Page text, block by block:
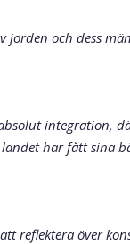
jorden och dess
integration,
har fått sina
reflektera över